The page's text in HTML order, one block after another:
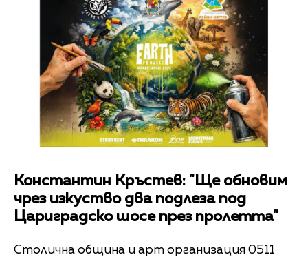
Константин Кръстев: "Ще обновим
чрез изкуство два подлеза под
Цариградско шосе през пролетта"
Столична община и арт организация 0511